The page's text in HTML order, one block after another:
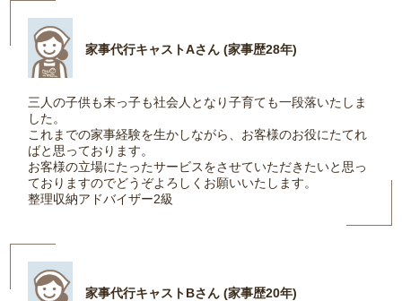
家事代行キャストAさん (家事歴28年)
三人の子供も末っ子も社会人となり子育ても一段落いたしま
した。
これまでの家事経験を生かしながら、お客様のお役にたてれ
ばと思っております。
お客様の立場にたったサービスをさせていただきたいと思っ
ておりますのでどうぞよろしくお願いいたします。
整理収納アドバイザー2級
家事代行キャストBさん (家事歴20年)